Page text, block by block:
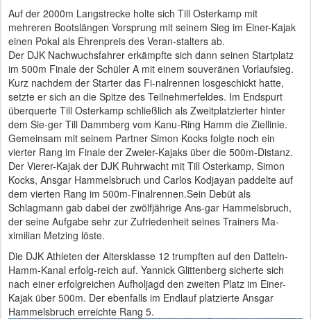
Auf der 2000m Langstrecke holte sich Till Osterkamp mit
mehreren Bootslängen Vorsprung mit seinem Sieg im Einer-Kajak
einen Pokal als Ehrenpreis des Veran-stalters ab.
Der DJK Nachwuchsfahrer erkämpfte sich dann seinen Startplatz
im 500m Finale der Schüler A mit einem souveränen Vorlaufsieg.
Kurz nachdem der Starter das Fi-nalrennen losgeschickt hatte,
setzte er sich an die Spitze des Teilnehmerfeldes. Im Endspurt
überquerte Till Osterkamp schließlich als Zweitplatzierter hinter
dem Sie-ger Till Dammberg vom Kanu-Ring Hamm die Ziellinie.
Gemeinsam mit seinem Partner Simon Kocks folgte noch ein
vierter Rang im Finale der Zweier-Kajaks über die 500m-Distanz.
Der Vierer-Kajak der DJK Ruhrwacht mit Till Osterkamp, Simon
Kocks, Ansgar Hammelsbruch und Carlos Kodjayan paddelte auf
dem vierten Rang im 500m-Finalrennen.Sein Debüt als
Schlagmann gab dabei der zwölfjährige Ans-gar Hammelsbruch,
der seine Aufgabe sehr zur Zufriedenheit seines Trainers Ma-
ximilian Metzing löste.
Die DJK Athleten der Altersklasse 12 trumpften auf den Datteln-
Hamm-Kanal erfolg-reich auf. Yannick Glittenberg sicherte sich
nach einer erfolgreichen Aufholjagd den zweiten Platz im Einer-
Kajak über 500m. Der ebenfalls im Endlauf platzierte Ansgar
Hammelsbruch erreichte Rang 5.